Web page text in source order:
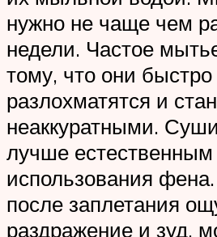
нужно не чаще чем
недели. Частое
тому, что они быстро
разлохматятся и
неаккуратными.
лучше естественным
использования
после заплетания
раздражение и зуд,